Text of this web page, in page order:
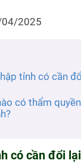
dụng
đầu
LÀM
04/2025
tỉnh có cần
có thẩm
có cần đổi